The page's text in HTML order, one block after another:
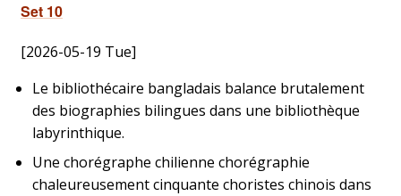
Set 10
[2026-05-19 Tue]
Le bibliothécaire bangladais balance brutalement
des biographies bilingues dans une bibliothèque
labyrinthique.
Une chorégraphe chilienne chorégraphie
chaleureusement cinquante choristes chinois dans